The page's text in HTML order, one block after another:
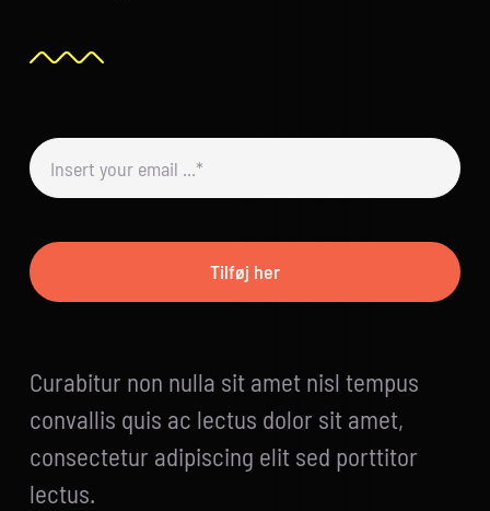
Tilføj her
Curabitur non nulla sit amet nisl tempus
convallis quis ac lectus dolor sit amet,
consectetur adipiscing elit sed porttitor
lectus.